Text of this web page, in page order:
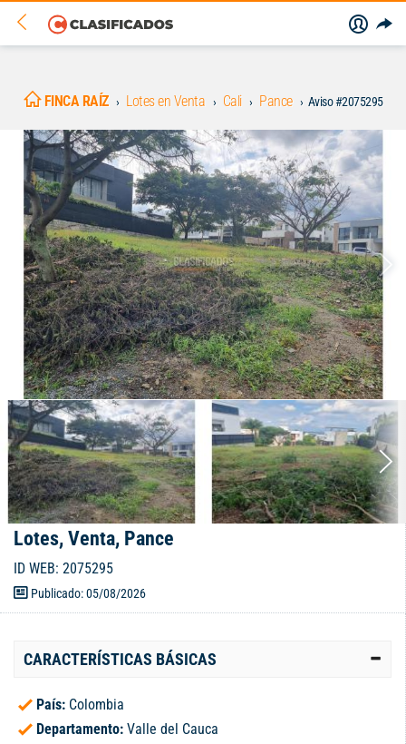
FINCA RAÍZ Lotes en Venta Cali Pance Aviso #2075295
Lotes, Venta, Pance
ID WEB: 2075295
Publicado: 05/08/2026
CARACTERÍSTICAS BÁSICAS
País: Colombia
Departamento: Valle del Cauca